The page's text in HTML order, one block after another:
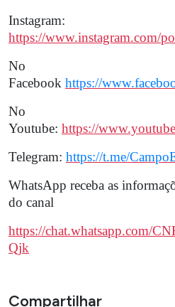
Instagram:
https://www.instagram.com/
No
Facebook https://
No
Youtube: https://
Telegram: https://t.me/
WhatsApp receba as
do canal
https://chat.whatsapp.com/
Qjk
Compartilhar